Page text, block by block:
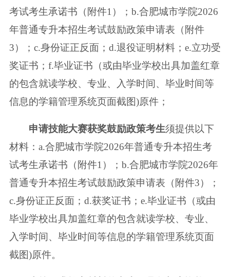
考试考生承诺书（附件1）；b.合肥城市学院2026
年普通专升本招生考试鼓励政策申请表（附件
3）；c.身份证正反面；d.退役证明材料；e.立功受
奖证书；f.毕业证书（或由毕业学校出具加盖红章
的包含就读学校、专业、
入学时间、毕业时间等
信息的学籍管理系统页面截图)原件；
申请技能大赛获奖鼓励政策考生须提供以下
材料：a.合肥城市学院2026年普通专升本招生考
试考生承诺书（附件1）；b.合肥城市学院2026年
普通专升本招生考试鼓励政策申请表（附件3）；
c.身份证正反面；d.获奖证书；e.毕业证书 （或由
毕业学校出具加盖红章的包含就读学校、专业、
入学时间、毕业时间等信息的学籍管理系统页面
截图)原件。